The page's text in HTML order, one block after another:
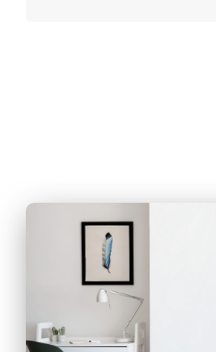
Nous prenons en main
création des
Laissez-nous
pleinement